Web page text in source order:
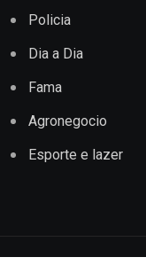
Policia
Dia a Dia
Fama
Agronegocio
Esporte e lazer